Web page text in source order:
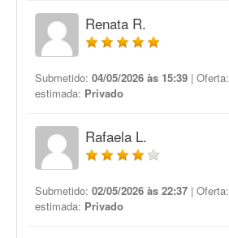
Renata R.
Submetido: 04/05/2026 às 15:39 | Oferta:
estimada: Privado
Rafaela L.
Submetido: 02/05/2026 às 22:37 | Oferta:
estimada: Privado